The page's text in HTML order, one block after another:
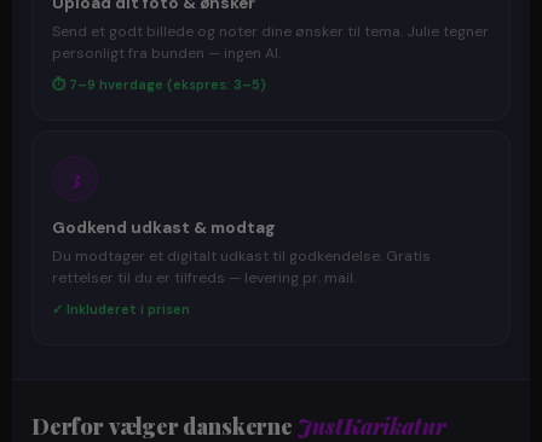
Send et godt billede og noter dine ønsker til tema. Julie tegner
personligt fra bunden — ingen AI.
⏱ 7–9 hverdage (ekspres: 3–5)
3
Godkend udkast & modtag
Du modtager et digitalt udkast til godkendelse. Gratis
rettelser til du er tilfreds — levering pr. mail.
✓ Inkluderet i prisen
Derfor vælger danskerne JustKarikatur